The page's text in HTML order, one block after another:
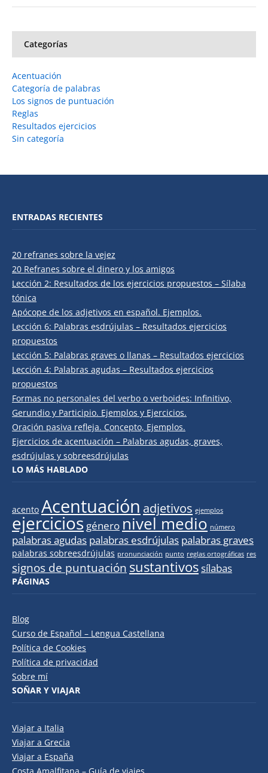
Categorías
Acentuación
Categoría de palabras
Los signos de puntuación
Reglas
Resultados ejercicios
Sin categoría
ENTRADAS RECIENTES
20 refranes sobre la vejez
20 Refranes sobre el dinero y los amigos
Lección 2: Resultados de los ejercicios propuestos – Sílaba
tónica
Apócope de los adjetivos en español. Ejemplos.
Lección 6: Palabras esdrújulas – Resultados ejercicios
propuestos
Lección 5: Palabras graves o llanas – Resultados ejercicios
Lección 4: Palabras agudas – Resultados ejercicios
propuestos
Formas no personales del verbo o verboides: Infinitivo,
Gerundio y Participio. Ejemplos y Ejercicios.
Oración pasiva refleja. Concepto, Ejemplos.
Ejercicios de acentuación – Palabras agudas, graves,
esdrújulas y sobreesdrújulas
LO MÁS HABLADO
acento Acentuación adjetivos ejemplos
ejercicios género nivel medio número
palabras agudas palabras esdrújulas palabras graves
palabras sobreesdrújulas pronunciación punto reglas ortográficas res
signos de puntuación sustantivossílabas
PÁGINAS
Blog
Curso de Español – Lengua Castellana
Política de Cookies
Política de privacidad
Sobre mí
SOÑAR Y VIAJAR
Viajar a Italia
Viajar a Grecia
Viajar a España